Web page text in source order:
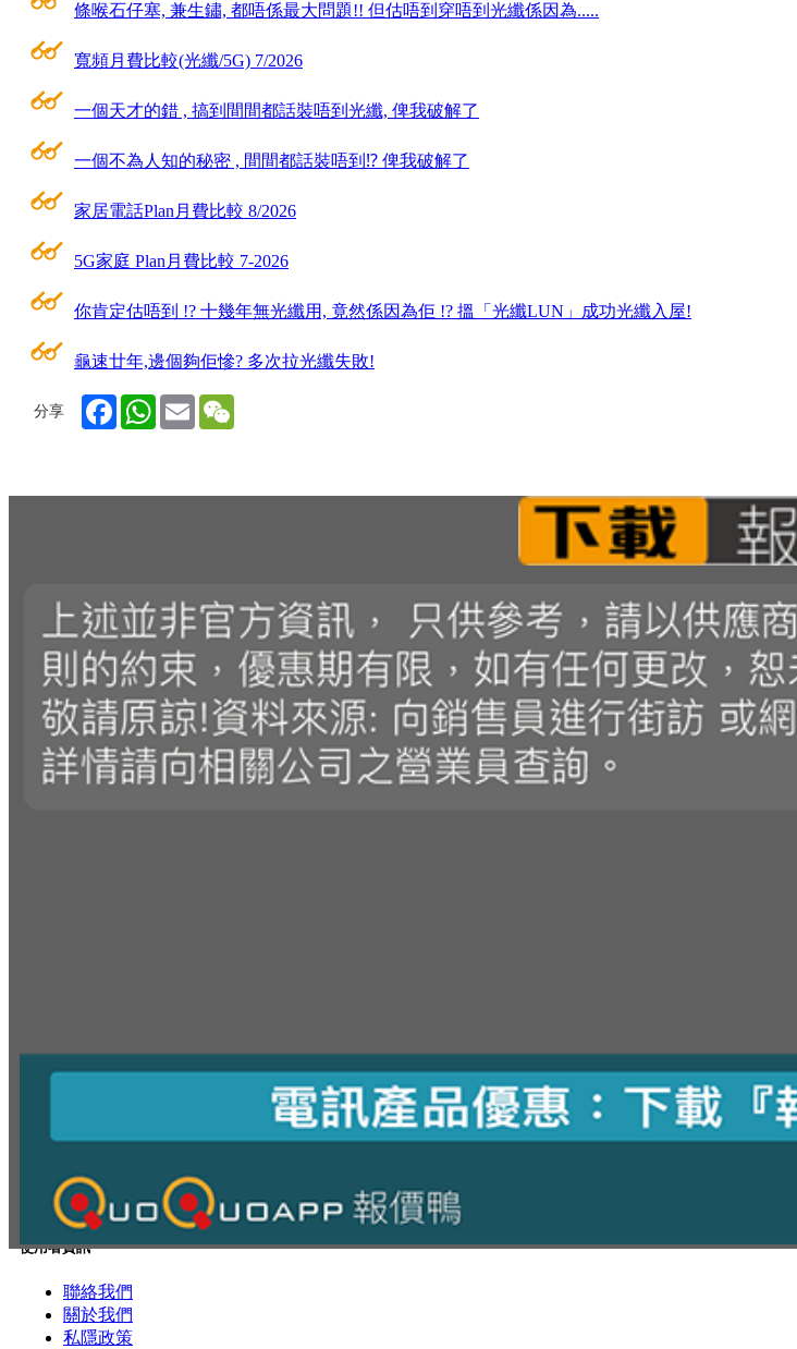
條喉石仔塞, 兼生鏽, 都唔係最大問題!! 但估唔到穿唔到光纖係因為.....
寬頻月費比較(光纖/5G) 7/2026
一個天才的錯 , 搞到間間都話裝唔到光纖, 俾我破解了
一個不為人知的秘密 , 間間都話裝唔到⁉ 俾我破解了
家居電話Plan月費比較 8/2026
5G家庭 Plan月費比較 7-2026
你肯定估唔到 !? 十幾年無光纖用, 竟然係因為佢 !? 搵「光纖LUN」成功光纖入屋!
龜速廿年,邊個夠佢慘? 多次拉光纖失敗!
分享 FacebookWhatsApp
Email
使用者資訊
聯絡我們
關於我們
私隱政策